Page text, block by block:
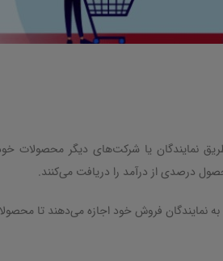
نمایندگان یا شرکت‌های دیگر محصولات
درصدی از درآمد را دریافت می‌کنند.
فروش خود اجازه می‌دهند تا